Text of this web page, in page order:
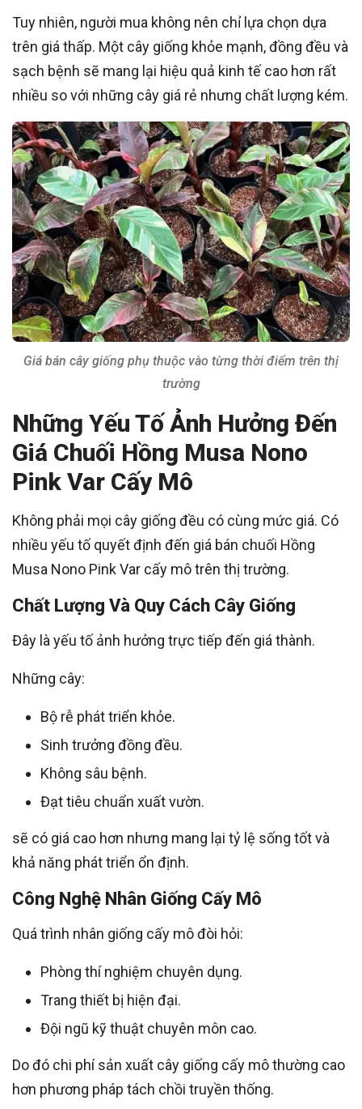
Tuy nhiên, người mua không nên chỉ lựa chọn dựa
trên giá thấp. Một cây giống khỏe mạnh, đồng đều và
sạch bệnh sẽ mang lại hiệu quả kinh tế cao hơn rất
nhiều so với những cây giá rẻ nhưng chất lượng kém.
Giá bán cây giống phụ thuộc vào từng thời điểm trên thị
trường
Những Yếu Tố Ảnh Hưởng Đến
Giá Chuối Hồng Musa Nono
Pink Var Cấy Mô
Không phải mọi cây giống đều có cùng mức giá. Có
nhiều yếu tố quyết định đến giá bán chuối Hồng
Musa Nono Pink Var cấy mô trên thị trường.
Chất Lượng Và Quy Cách Cây Giống
Đây là yếu tố ảnh hưởng trực tiếp đến giá thành.
Những cây:
Bộ rễ phát triển khỏe.
Sinh trưởng đồng đều.
Không sâu bệnh.
Đạt tiêu chuẩn xuất vườn.
sẽ có giá cao hơn nhưng mang lại tỷ lệ sống tốt và
khả năng phát triển ổn định.
Công Nghệ Nhân Giống Cấy Mô
Quá trình nhân giống cấy mô đòi hỏi:
Phòng thí nghiệm chuyên dụng.
Trang thiết bị hiện đại.
Đội ngũ kỹ thuật chuyên môn cao.
Do đó chi phí sản xuất cây giống cấy mô thường cao
hơn phương pháp tách chồi truyền thống.